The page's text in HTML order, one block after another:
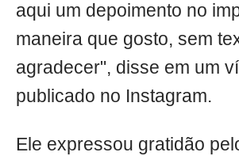
aqui um depoimento no
maneira que gosto, sem
agradecer", disse em um
publicado no Instagram.
Ele expressou gratidão